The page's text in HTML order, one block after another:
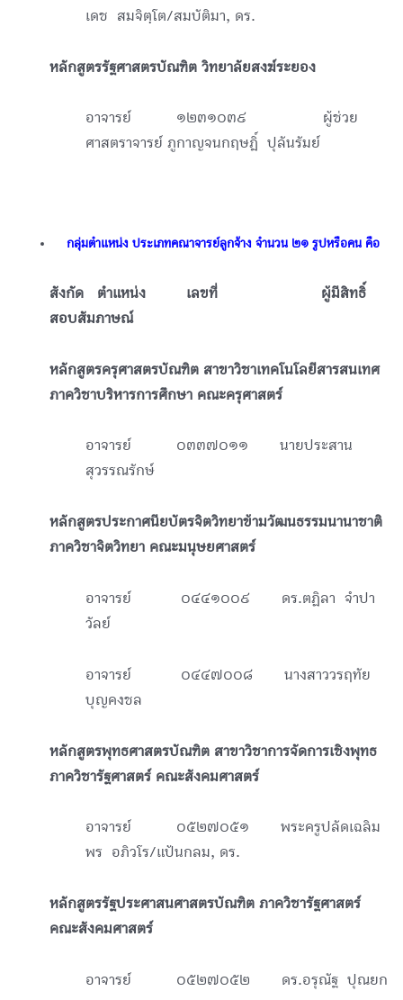
เดช สมจิตฺโต/สมบัติมา, ดร.
หลักสูตรรัฐศาสตรบัณฑิต วิทยาลัยสงฆ์ระยอง
อาจารย์ ๑๒๓๑๐๓๙ ผู้ช่วย
ศาสตราจารย์ ภูกาญจนกฤษฎิ์ ปุลันรัมย์
ᅠกลุ่มตำแหน่ง ประเภทคณาจารย์ลูกจ้าง จำนวน ๒๑ รูปหรือคน คือ
สังกัด ตำแหน่ง เลขที่ ผู้มีสิทธิ์
สอบสัมภาษณ์
หลักสูตรครุศาสตรบัณฑิต สาขาวิชาเทคโนโลยีสารสนเทศ
ภาควิชาบริหารการศึกษา คณะครุศาสตร์
อาจารย์ ๐๓๓๗๐๑๑ นายประสาน
สุวรรณรักษ์
หลักสูตรประกาศนียบัตรจิตวิทยาข้ามวัฒนธรรมนานาชาติ
ภาควิชาจิตวิทยา คณะมนุษยศาสตร์
อาจารย์ ๐๔๔๑๐๐๙
ดร.ตฏิลา จำปา
วัลย์
อาจารย์
๐๔๔๗๐๐๘ นางสาววรฤทัย
บุญคงชล
หลักสูตรพุทธศาสตรบัณฑิต สาขาวิชาการจัดการเชิงพุทธ
ภาควิชารัฐศาสตร์ คณะสังคมศาสตร์
อาจารย์ ๐๕๒๗๐๕๑ พระครูปลัดเฉลิม
พร อภิวโร/แป้นกลม, ดร.
หลักสูตรรัฐประศาสนศาสตรบัณฑิต ภาควิชารัฐศาสตร์
คณะสังคมศาสตร์
อาจารย์ ๐๕๒๗๐๕๒ ดร.อรุณัฐ ปุณยก